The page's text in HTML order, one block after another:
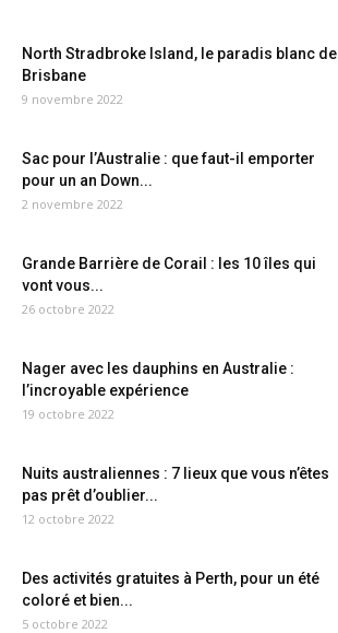
North Stradbroke Island, le paradis blanc de
Brisbane
9 novembre 2022
Sac pour l’Australie : que faut-il emporter
pour un an Down...
2 novembre 2022
Grande Barrière de Corail : les 10 îles qui
vont vous...
26 octobre 2022
Nager avec les dauphins en Australie :
l’incroyable expérience
19 octobre 2022
Nuits australiennes : 7 lieux que vous n’êtes
pas prêt d’oublier...
12 octobre 2022
Des activités gratuites à Perth, pour un été
coloré et bien...
5 octobre 2022